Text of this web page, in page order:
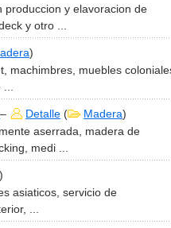
produccion y elavoracion de
y otro ...
)
machimbres, muebles
– Detalle ( Madera)
aserrada, madera de
medi ...
)
asiaticos, servicio de
...